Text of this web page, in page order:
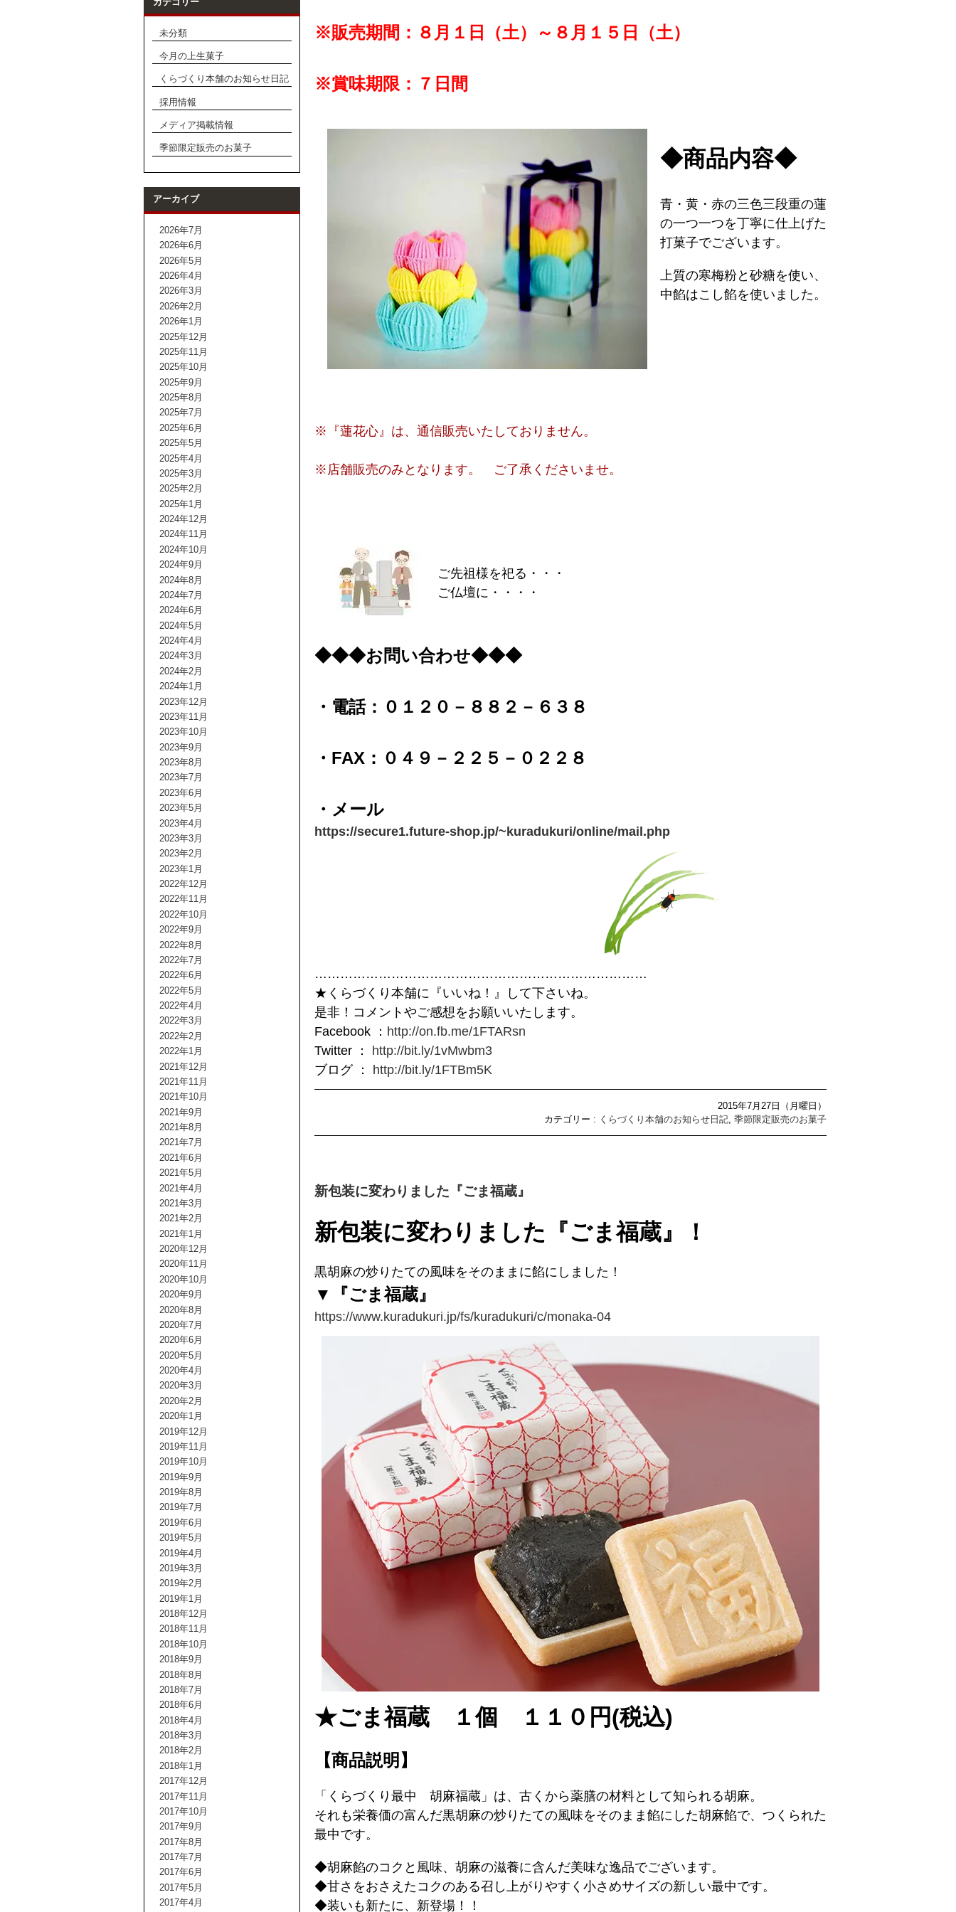
未分類
今月の上生菓子
くらづくり本舗のお知らせ日記
採用情報
メディア掲載情報
季節限定販売のお菓子
アーカイブ
2026年7月
2026年6月
2026年5月
2026年4月
2026年3月
2026年2月
2026年1月
2025年12月
2025年11月
2025年10月
2025年9月
2025年8月
2025年7月
2025年6月
2025年5月
2025年4月
2025年3月
2025年2月
2025年1月
2024年12月
2024年11月
2024年10月
2024年9月
2024年8月
2024年7月
2024年6月
2024年5月
2024年4月
2024年3月
2024年2月
2024年1月
2023年12月
2023年11月
2023年10月
2023年9月
2023年8月
2023年7月
2023年6月
2023年5月
2023年4月
2023年3月
2023年2月
2023年1月
2022年12月
2022年11月
2022年10月
2022年9月
2022年8月
2022年7月
2022年6月
2022年5月
2022年4月
2022年3月
2022年2月
2022年1月
2021年12月
2021年11月
2021年10月
2021年9月
2021年8月
2021年7月
2021年6月
2021年5月
2021年4月
2021年3月
2021年2月
2021年1月
2020年12月
2020年11月
2020年10月
2020年9月
2020年8月
2020年7月
2020年6月
2020年5月
2020年4月
2020年3月
2020年2月
2020年1月
2019年12月
2019年11月
2019年10月
2019年9月
2019年8月
2019年7月
2019年6月
2019年5月
2019年4月
2019年3月
2019年2月
2019年1月
2018年12月
2018年11月
2018年10月
2018年9月
2018年8月
2018年7月
2018年6月
2018年4月
2018年3月
2018年2月
2018年1月
2017年12月
2017年11月
2017年10月
2017年9月
2017年8月
2017年7月
2017年6月
2017年5月
2017年4月
※販売期間：８月１日（土）～８月１５日（土）
※賞味期限：７日間
◆商品内容◆
青・黄・赤の三色三段重の蓮
の一つ一つを丁寧に仕上げた
打菓子でございます。
上質の寒梅粉と砂糖を使い、
中餡はこし餡を使いました。
※『蓮花心』は、通信販売いたしておりません。
※店舗販売のみとなります。 ご了承くださいませ。
ご先祖様を祀る・・・
ご仏壇に・・・・
◆◆◆お問い合わせ◆◆◆
・電話：０１２０－８８２－６３８
・FAX：０４９－２２５－０２２８
・メール
https://secure1.future-shop.jp/~kuradukuri/online/mail.php
……………………………………………………………………
★くらづくり本舗に『いいね！』して下さいね。
是非！コメントやご感想をお願いいたします。
Facebook ： http://on.fb.me/1FTARsn
Twitter ： http://bit.ly/1vMwbm3
ブログ ： http://bit.ly/1FTBm5K
2015年7月27日（月曜日）
カテゴリー : くらづくり本舗のお知らせ日記 季節限定販売のお菓子
新包装に変わりました『ごま福蔵』
新包装に変わりました『ごま福蔵』！
黒胡麻の炒りたての風味をそのままに餡にしました！
▼『ごま福蔵』
https://www.kuradukuri.jp/fs/kuradukuri/c/monaka-04
★ごま福蔵 １個 １１０円(税込)
【商品説明】
「くらづくり最中 胡麻福蔵」は、古くから薬膳の材料として知られる胡麻。
それも栄養価の富んだ黒胡麻の炒りたての風味をそのまま餡にした胡麻餡で、つくられた
最中です。
◆胡麻餡のコクと風味、胡麻の滋養に含んだ美味な逸品でございます。
◆甘さをおさえたコクのある召し上がりやすく小さめサイズの新しい最中です。
◆装いも新たに、新登場！！